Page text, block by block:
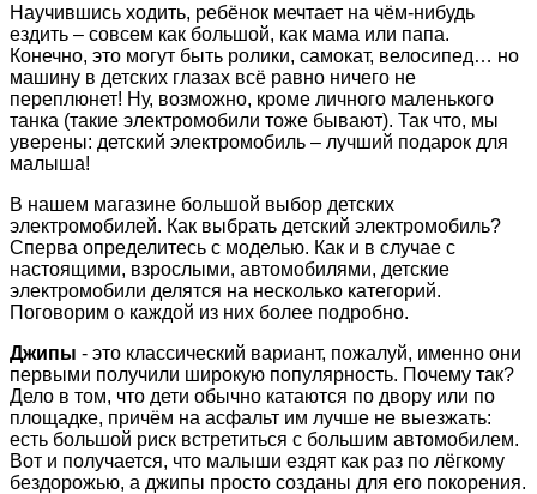
Научившись ходить, ребёнок мечтает на чём-нибудь
ездить – совсем как большой, как мама или папа.
Конечно, это могут быть ролики, самокат, велосипед… но
машину в детских глазах всё равно ничего не
переплюнет! Ну, возможно, кроме личного маленького
танка (такие электромобили тоже бывают). Так что, мы
уверены: детский электромобиль – лучший подарок для
малыша!
В нашем магазине большой выбор детских
электромобилей. Как выбрать детский электромобиль?
Сперва определитесь с моделью. Как и в случае с
настоящими, взрослыми, автомобилями, детские
электромобили делятся на несколько категорий.
Поговорим о каждой из них более подробно.
Джипы - это классический вариант, пожалуй, именно они
первыми получили широкую популярность. Почему так?
Дело в том, что дети обычно катаются по двору или по
площадке, причём на асфальт им лучше не выезжать:
есть большой риск встретиться с большим автомобилем.
Вот и получается, что малыши ездят как раз по лёгкому
бездорожью, а джипы просто созданы для его покорения.